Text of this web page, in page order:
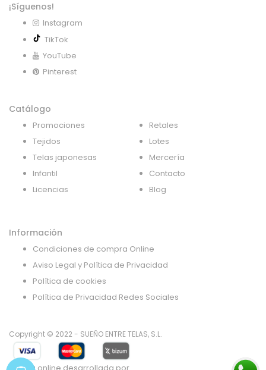
¡Síguenos!
Instagram
TikTok
YouTube
Pinterest
Catálogo
Promociones
Tejidos
Telas japonesas
Infantil
Licencias
Retales
Lotes
Mercería
Contacto
Blog
Información
Condiciones de compra Online
Aviso Legal y Política de Privacidad
Política de cookies
Política de Privacidad Redes Sociales
Copyright © 2022 - SUEÑO ENTRE TELAS, S.L.
Tienda online desarrollada por